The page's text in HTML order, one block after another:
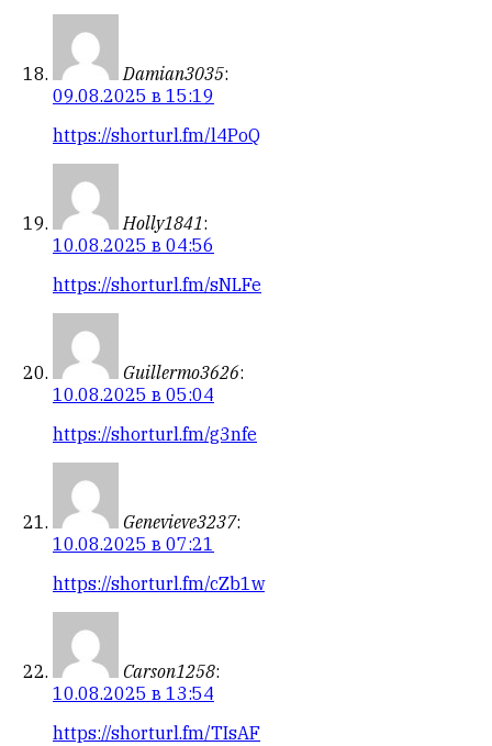
Damian3035:
09.08.2025 в 15:19
https://shorturl.fm/l4PoQ
Holly1841:
10.08.2025 в 04:56
https://shorturl.fm/sNLFe
Guillermo3626:
10.08.2025 в 05:04
https://shorturl.fm/g3nfe
Genevieve3237:
10.08.2025 в 07:21
https://shorturl.fm/cZb1w
Carson1258:
10.08.2025 в 13:54
https://shorturl.fm/TIsAF